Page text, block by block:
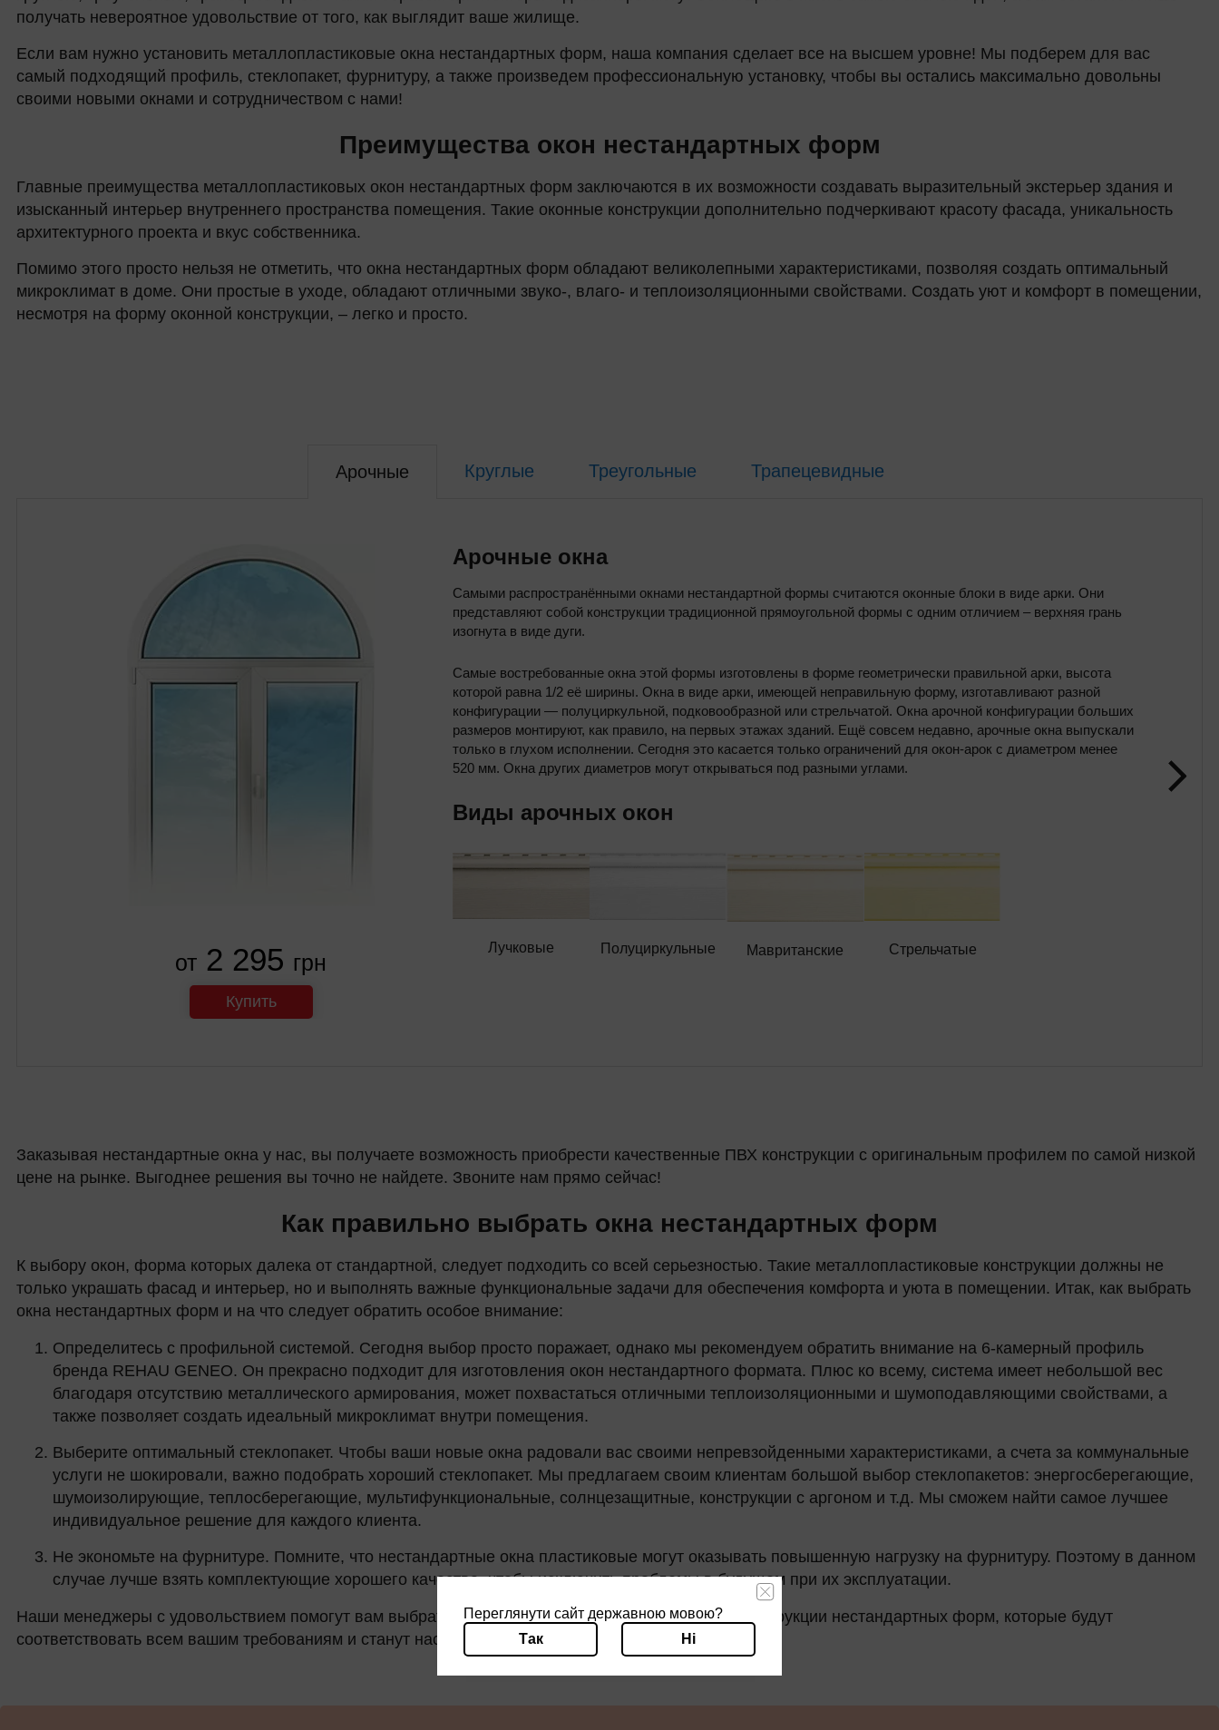
По назначению
Пластиковые окна
получать невероятное удовольствие от того, как выглядит ваше жилище.
Если вам нужно установить металлопластиковые окна нестандартных форм, наша компания сделает все на высшем уровне! Мы подберем для вас
самый подходящий профиль, стеклопакет, фурнитуру, а также произведем профессиональную установку, чтобы вы остались максимально довольны
своими новыми окнами и сотрудничеством с нами!
Преимущества окон нестандартных форм
Главные преимущества металлопластиковых окон нестандартных форм заключаются в их возможности создавать выразительный экстерьер здания и
изысканный интерьер внутреннего пространства помещения. Такие оконные конструкции дополнительно подчеркивают красоту фасада, уникальность
архитектурного проекта и вкус собственника.
Помимо этого просто нельзя не отметить, что окна нестандартных форм обладают великолепными характеристиками, позволяя создать оптимальный
микроклимат в доме. Они простые в уходе, обладают отличными звуко-, влаго- и теплоизоляционными свойствами. Создать уют и комфорт в помещении,
несмотря на форму оконной конструкции, – легко и просто.
Арочные Круглые Треугольные Трапецевидные
от 2 295 грн
Купить
Арочные окна
Самыми распространёнными окнами нестандартной формы считаются оконные блоки в виде арки. Они
представляют собой конструкции традиционной прямоугольной формы с одним отличием – верхняя грань
изогнута в виде дуги.
Самые востребованные окна этой формы изготовлены в форме геометрически правильной арки, высота
которой равна 1/2 её ширины. Окна в виде арки, имеющей неправильную форму, изготавливают разной
конфигурации — полуциркульной, подковообразной или стрельчатой. Окна арочной конфигурации больших
размеров монтируют, как правило, на первых этажах зданий. Ещё совсем недавно, арочные окна выпускали
только в глухом исполнении. Сегодня это касается только ограничений для окон-арок с диаметром менее
520 мм. Окна других диаметров могут открываться под разными углами.
Виды арочных окон
Лучковые Полуциркульные Мавританские Стрельчатые
Заказывая нестандартные окна у нас, вы получаете возможность приобрести качественные ПВХ конструкции с оригинальным профилем по самой низкой
цене на рынке. Выгоднее решения вы точно не найдете. Звоните нам прямо сейчас!
Как правильно выбрать окна нестандартных форм
К выбору окон, форма которых далека от стандартной, следует подходить со всей серьезностью. Такие металлопластиковые конструкции должны не
только украшать фасад и интерьер, но и выполнять важные функциональные задачи для обеспечения комфорта и уюта в помещении. Итак, как выбрать
окна нестандартных форм и на что следует обратить особое внимание:
Определитесь с профильной системой. Сегодня выбор просто поражает, однако мы рекомендуем обратить внимание на 6-камерный профиль
бренда REHAU GENEO. Он прекрасно подходит для изготовления окон нестандартного формата. Плюс ко всему, система имеет небольшой вес
благодаря отсутствию металлического армирования, может похвастаться отличными теплоизоляционными и шумоподавляющими свойствами, а
также позволяет создать идеальный микроклимат внутри помещения.
Выберите оптимальный стеклопакет. Чтобы ваши новые окна радовали вас своими непревзойденными характеристиками, а счета за коммунальные
услуги не шокировали, важно подобрать хороший стеклопакет. Мы предлагаем своим клиентам большой выбор стеклопакетов: энергосберегающие,
шумоизолирующие, теплосберегающие, мультифункциональные, солнцезащитные, конструкции с аргоном и т.д. Мы сможем найти самое лучшее
индивидуальное решение для каждого клиента.
Не экономьте на фурнитуре. Помните, что нестандартные окна пластиковые могут оказывать повышенную нагрузку на фурнитуру. Поэтому в данном
случае лучше взять комплектующие хорошего качества, чтобы исключить проблемы в будущем при их эксплуатации.
Наши менеджеры с удовольствием помогут вам выбрать качественные металлопластиковые конструкции нестандартных форм, которые будут
соответствовать всем вашим требованиям и станут настоящей изюминкой вашего дома.
Переглянути сайт державною мовою?
Так
Ні